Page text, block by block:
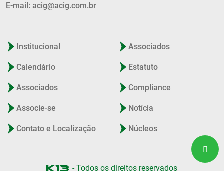
E-mail: acig@acig.com.br
Institucional
Calendário
Associados
Associe-se
Contato e Localização
Associados
Estatuto
Compliance
Notícia
Núcleos
- Todos os direitos reservados